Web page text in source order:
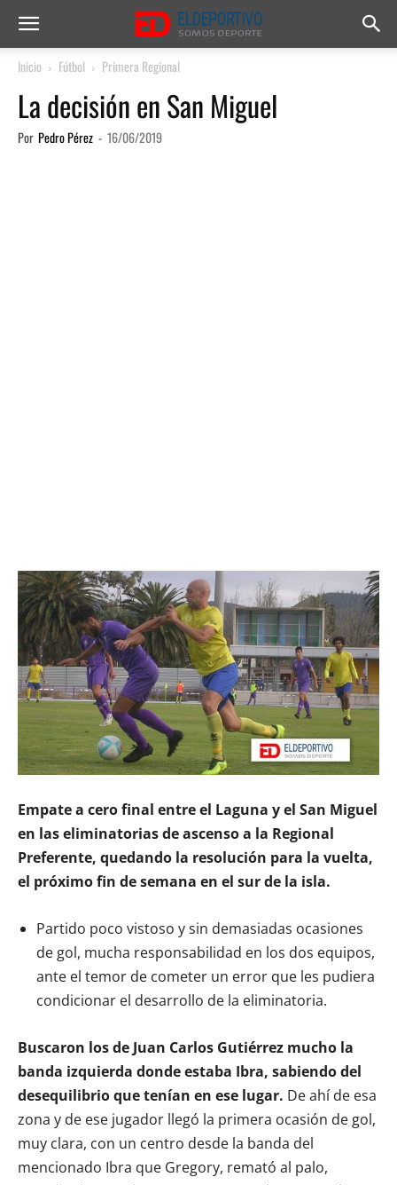
Inicio Fútbol Primera Regional
La decisión en San Miguel
Por Pedro Pérez - 16/06/2019
Empate a cero final entre el Laguna y el San Miguel
en las eliminatorias de ascenso a la Regional
Preferente, quedando la resolución para la vuelta,
el próximo fin de semana en el sur de la isla.
Partido poco vistoso y sin demasiadas ocasiones
de gol, mucha responsabilidad en los dos equipos,
ante el temor de cometer un error que les pudiera
condicionar el desarrollo de la eliminatoria.
Buscaron los de Juan Carlos Gutiérrez mucho la
banda izquierda donde estaba Ibra, sabiendo del
desequilibrio que tenían en ese lugar. De ahí de esa
zona y de ese jugador llegó la primera ocasión de gol,
muy clara, con un centro desde la banda del
mencionado Ibra que Gregory, remató al palo,